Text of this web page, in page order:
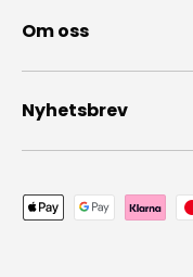
Om oss
Nyhetsbrev
Accepterade